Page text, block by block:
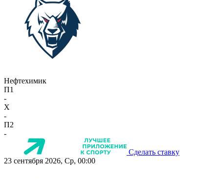
Нефтехимик
П1
-
X
-
П2
-
Сделать ставку
23 сентября 2026, Ср, 00:00